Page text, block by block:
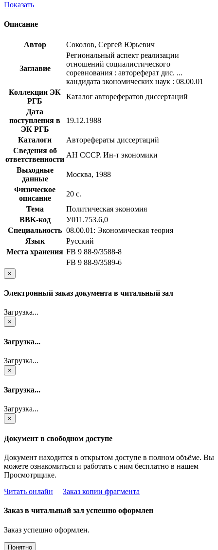
Показать
Описание
Автор Соколов, Сергей Юрьевич
Заглавие
Региональный аспект реализации
отношений социалистического
соревнования : автореферат дис. ...
кандидата экономических наук : 08.00.01
Коллекции ЭК
РГБ
Каталог авторефератов диссертаций
Дата
поступления в
ЭК РГБ
19.12.1988
Каталоги
Авторефераты диссертаций
Сведения об
ответственности
АН СССР. Ин-т экономики
Выходные
данные
Москва, 1988
Физическое
описание
20 с.
Тема
Политическая экономия
BBK-код
У011.753.6,0
Специальность 08.00.01: Экономическая теория
Язык
Русский
Места хранения FB 9 88-9/3588-8
FB 9 88-9/3589-6
×
Электронный заказ документа в читальный зал
Загрузка...
×
Загрузка...
Загрузка...
×
Загрузка...
Загрузка...
×
Документ в свободном доступе
Документ находится в открытом доступе в полном объёме. Вы
можете ознакомиться и работать с ним бесплатно в нашем
Просмотрщике.
Читать онлайн
Заказ копии фрагмента
Заказ в читальный зал успешно оформлен
Заказ успешно оформлен.
Понятно